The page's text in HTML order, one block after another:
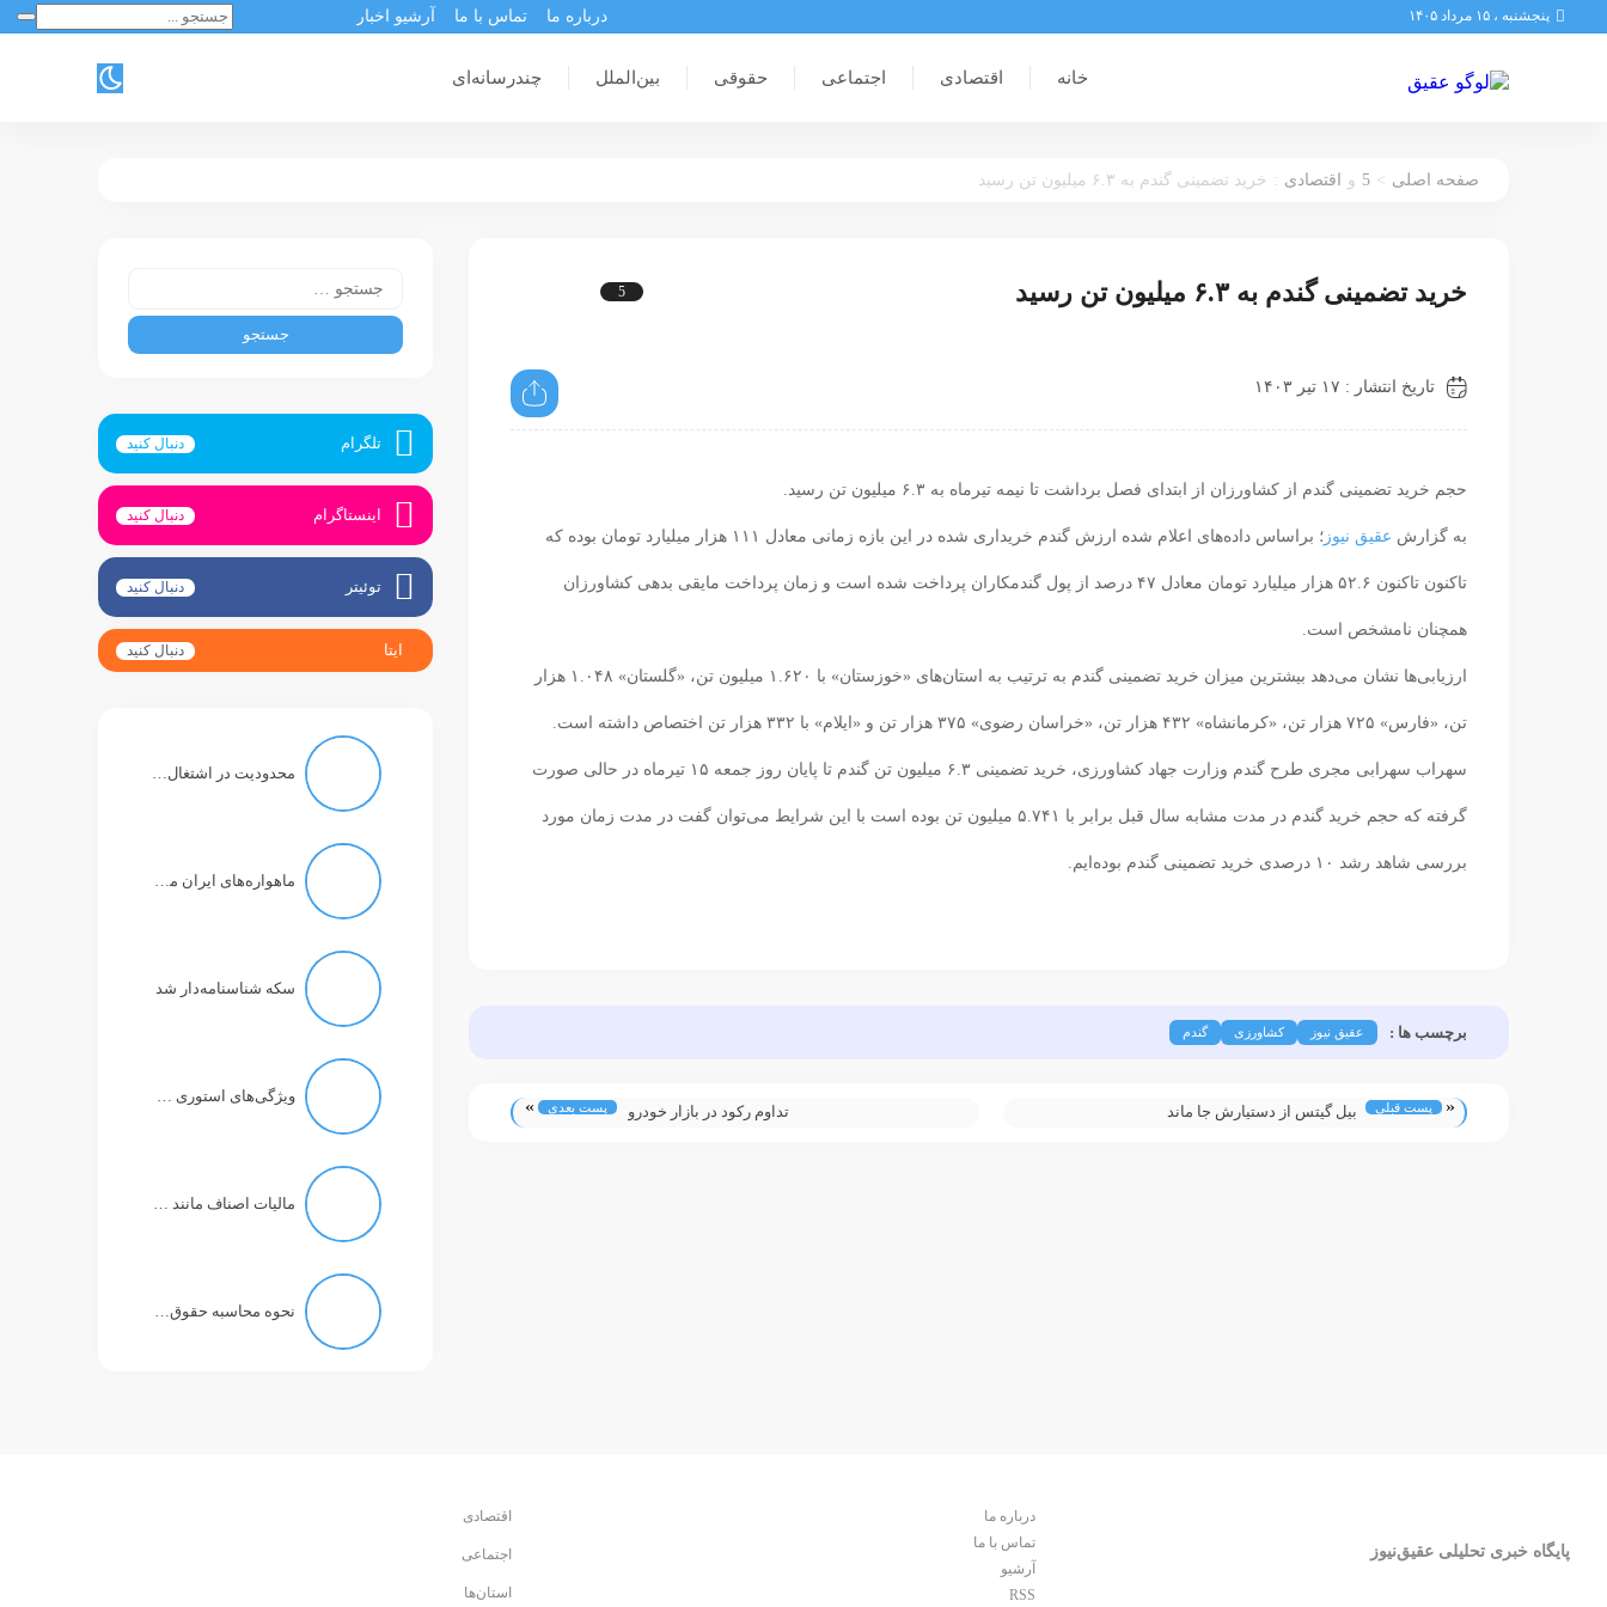
پنجشنبه ، ۱۵ مرداد ۱۴۰۵ درباره ما تماس با ما آرشیو اخبار
خانه اقتصادی اجتماعی حقوقی بین‌الملل چندرسانه‌ای
صفحه اصلی >
5 و اقتصادی : خرید تضمینی گندم به ۶.۳ میلیون تن رسید
خرید تضمینی گندم به ۶.۳ میلیون تن رسید 5
تاریخ انتشار : ۱۷ تیر ۱۴۰۳
حجم خرید تضمینی گندم از کشاورزان از ابتدای فصل برداشت تا نیمه تیرماه به ۶.۳ میلیون تن رسید.
به گزارش عقیق نیوز ؛ براساس داده‌های اعلام شده ارزش گندم خریداری شده در این بازه زمانی معادل ۱۱۱ هزار میلیارد تومان بوده که
تاکنون تاکنون ۵۲.۶ هزار میلیارد تومان معادل ۴۷ درصد از پول گندمکاران پرداخت شده است و زمان پرداخت مایقی بدهی کشاورزان
همچنان نامشخص است.
ارزیابی‌ها نشان می‌دهد بیشترین میزان خرید تضمینی گندم به ترتیب به استان‌های «خوزستان» با ۱.۶۲۰ میلیون تن، «گلستان» ۱.۰۴۸ هزار
تن، «فارس» ۷۲۵ هزار تن، «کرمانشاه» ۴۳۲ هزار تن، «خراسان رضوی» ۳۷۵ هزار تن و «ایلام» با ۳۳۲ هزار تن اختصاص داشته است.
سهراب سهرابی مجری طرح گندم وزارت جهاد کشاورزی، خرید تضمینی ۶.۳ میلیون تن گندم تا پایان روز جمعه ۱۵ تیرماه در حالی صورت
گرفته که حجم خرید گندم در مدت مشابه سال قبل برابر با ۵.۷۴۱ میلیون تن بوده است با این شرایط می‌توان گفت در مدت زمان مورد
بررسی شاهد رشد ۱۰ درصدی خرید تضمینی گندم بوده‌ایم.
برچسب ها : عقیق نیوز کشاورزی گندم
« پست قبلی بیل گیتس از دستیارش جا ماند تداوم رکود در بازار خودرو پست بعدی »
تلگرام دنبال کنید
اینستاگرام دنبال کنید
توئیتر دنبال کنید
ایتا دنبال کنید
محدودیت در اشتغال به وکالت، مستلزم حکم دادگاه انتظامی است
ماهواره‌های ایران می‌توانند تصاویر رنگی با دقت یک متر بگیرند
سکه شناسنامه‌دار شد
ویژگی‌های استوری در تلگرام چه خواهد بود؟
مالیات اصناف مانند مالیات کارمند با حقوق ۱۱ میلیون تومان است!
نحوه محاسبه حقوق بازنشستگان تغییر نکرد
پایگاه خبری تحلیلی عقیق‌نیوز
درباره ما
تماس با ما
آرشیو
RSS
اقتصادی
اجتماعی
استان‌ها